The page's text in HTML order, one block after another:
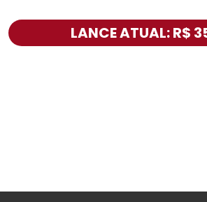
LANCE ATUAL: R$